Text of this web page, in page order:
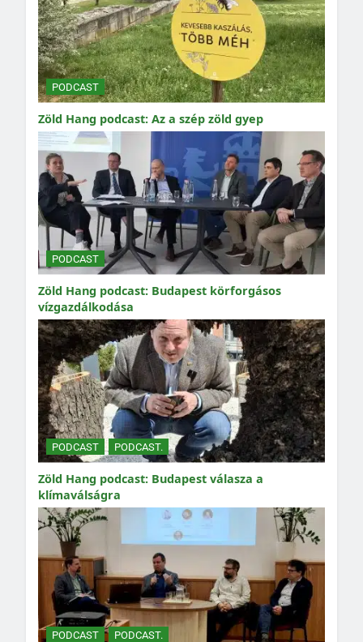
PODCAST
Zöld Hang podcast: Az a szép zöld gyep
PODCAST
Zöld Hang podcast: Budapest körforgásos
vízgazdálkodása
PODCAST PODCAST.
Zöld Hang podcast: Budapest válasza a
klímaválságra
PODCAST PODCAST.